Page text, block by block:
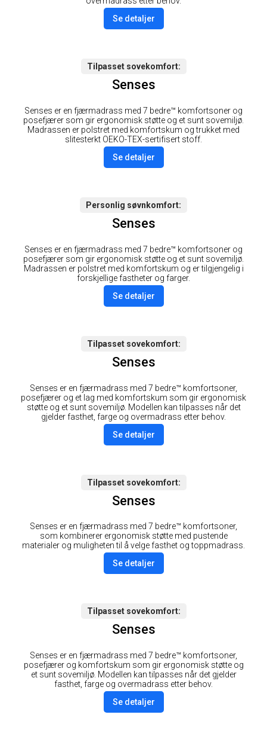
Se detaljer
Tilpasset sovekomfort
Senses
Senses er en fjærmadrass med 7 bedre™ komfortsoner og
posefjærer som gir ergonomisk støtte og et sunt sovemiljø.
Madrassen er polstret med komfortskum og trukket med
slitesterkt OEKO-TEX-sertifisert stoff.
Se detaljer
Personlig søvnkomfort
Senses
Senses er en fjærmadrass med 7 bedre™ komfortsoner og
posefjærer som gir ergonomisk støtte og et sunt sovemiljø.
Madrassen er polstret med komfortskum og er tilgjengelig i
forskjellige fastheter og farger.
Se detaljer
Tilpasset sovekomfort
Senses
Senses er en fjærmadrass med 7 bedre™ komfortsoner,
posefjærer og et lag med komfortskum som gir ergonomisk
støtte og et sunt sovemiljø. Modellen kan tilpasses når det
gjelder fasthet, farge og overmadrass etter behov.
Se detaljer
Tilpasset sovekomfort
Senses
Senses er en fjærmadrass med 7 bedre™ komfortsoner,
som kombinerer ergonomisk støtte med pustende
materialer og muligheten til å velge fasthet og toppmadrass.
Se detaljer
Tilpasset sovekomfort
Senses
Senses er en fjærmadrass med 7 bedre™ komfortsoner,
posefjærer og komfortskum som gir ergonomisk støtte og
et sunt sovemiljø. Modellen kan tilpasses når det gjelder
fasthet, farge og overmadrass etter behov.
Se detaljer